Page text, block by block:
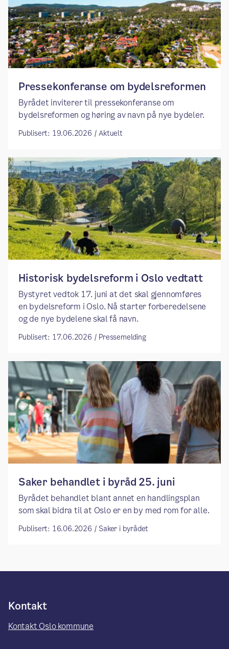
Pressekonferanse om bydelsreformen
Byrådet inviterer til pressekonferanse om
bydelsreformen og høring av navn på nye bydeler.
Publisert: 19.06.2026 / Aktuelt
​​Historisk bydelsreform i Oslo vedtatt​
Bystyret vedtok 17. juni at det skal gjennomføres
en bydelsreform i Oslo. Nå starter forberedelsene
og de nye bydelene skal få navn.
Publisert: 17.06.2026 / Pressemelding
Saker behandlet i byråd 25. juni
Byrådet behandlet blant annet en handlingsplan
som skal bidra til at Oslo er en by med rom for alle.
Publisert: 16.06.2026 / Saker i byrådet
Kontakt
Kontakt Oslo kommune